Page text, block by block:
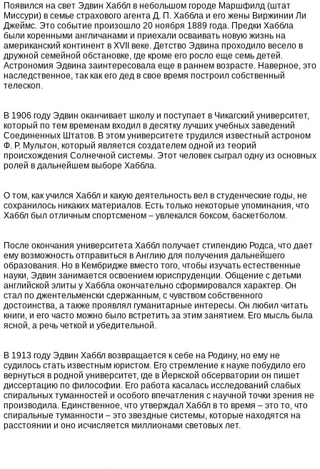
Появился на свет Эдвин Хаббл в небольшом городе Маршфилд (штат
Миссури) в семье страхового агента Д. П. Хаббла и его жены Виржинии Ли
Джеймс. Это событие произошло 20 ноября 1889 года. Предки Хаббла
были коренными англичанами и приехали осваивать новую жизнь на
американский континент в XVII веке. Детство Эдвина проходило весело в
дружной семейной обстановке, где кроме его росло еще семь детей.
Астрономия Эдвина заинтересовала еще в раннем возрасте. Наверное, это
наследственное, так как его дед в свое время построил собственный
телескоп.
В 1906 году Эдвин оканчивает школу и поступает в Чикагский университет,
который по тем временам входил в десятку лучших учебных заведений
Соединенных Штатов. В этом университете трудился известный астроном
Ф. Р. Мультон, который является создателем одной из теорий
происхождения Солнечной системы. Этот человек сыграл одну из основных
ролей в дальнейшем выборе Хаббла.
О том, как учился Хаббл и какую деятельность вел в студенческие годы, не
сохранилось никаких материалов. Есть только некоторые упоминания, что
Хаббл был отличным спортсменом – увлекался боксом, баскетболом.
После окончания университета Хаббл получает стипендию Родса, что дает
ему возможность отправиться в Англию для получения дальнейшего
образования. Но в Кембридже вместо того, чтобы изучать естественные
науки, Эдвин занимается освоением юриспруденции. Общение с детьми
английской элиты у Хаббла окончательно сформировался характер. Он
стал по джентельменски сдержанным, с чувством собственного
достоинства, а также проявлял гуманитарные интересы. Он любил читать
книги, и его часто можно было встретить за этим занятием. Его мысль была
ясной, а речь четкой и убедительной.
В 1913 году Эдвин Хаббл возвращается к себе на Родину, но ему не
судилось стать известным юристом. Его стремление к науке побудило его
вернуться в родной университет, где в Йеркской обсерватории он пишет
диссертацию по философии. Его работа касалась исследований слабых
спиральных туманностей и особого впечатления с научной точки зрения не
производила. Единственное, что утверждал Хаббл в то время – это то, что
спиральные туманности – это звездные системы, которые находятся на
расстоянии и оно исчисляется миллионами световых лет.